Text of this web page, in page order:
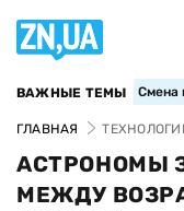
ВАЖНЫЕ ТЕМЫ Смена
ГЛАВНАЯ
АСТРОНОМЫ
МЕЖДУ